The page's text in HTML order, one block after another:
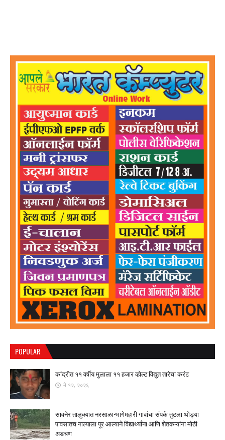
POPULAR
कांद्रीत ११ वर्षीय मुलाला ११ हजार व्होल्ट विद्युत तारेचा करंट
मे १२, २०२६
सावनेर तालुक्यात नरसाळा-भागेमहारी गावांचा संपर्क तुटला ​थोड्या
पावसातच नाल्याला पूर आल्याने विद्यार्थ्यांना आणि शेतकऱ्यांना मोठी
अडचण